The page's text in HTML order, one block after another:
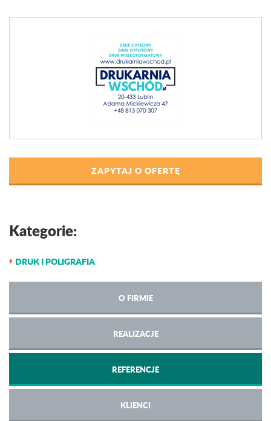
ZAPYTAJ O OFERTĘ
Kategorie:
DRUK I POLIGRAFIA
O FIRMIE
REALIZACJE
REFERENCJE
KLIENCI